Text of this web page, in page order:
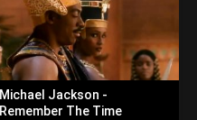
Michael Jackson -
Remember The Time